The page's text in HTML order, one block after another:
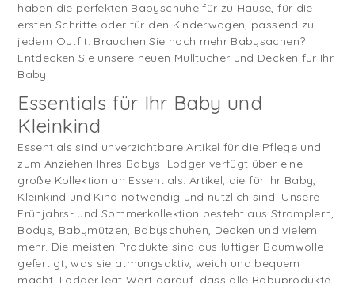
haben die perfekten Babyschuhe für zu Hause, für die
ersten Schritte oder für den Kinderwagen, passend zu
jedem Outfit. Brauchen Sie noch mehr Babysachen?
Entdecken Sie unsere neuen Mulltücher und Decken für Ihr
Baby.
Essentials für Ihr Baby und
Kleinkind
Essentials sind unverzichtbare Artikel für die Pflege und
zum Anziehen Ihres Babys. Lodger verfügt über eine
große Kollektion an Essentials. Artikel, die für Ihr Baby,
Kleinkind und Kind notwendig und nützlich sind. Unsere
Frühjahrs- und Sommerkollektion besteht aus Stramplern,
Bodys, Babymützen, Babyschuhen, Decken und vielem
mehr. Die meisten Produkte sind aus luftiger Baumwolle
gefertigt, was sie atmungsaktiv, weich und bequem
macht. Lodger legt Wert darauf, dass alle Babyprodukte